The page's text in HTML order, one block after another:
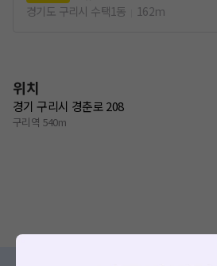
경기도 구리시 수택1동
162m
위치
경기 구리시 경춘로 208
구리역 540m